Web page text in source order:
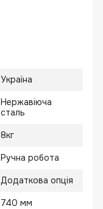
Україна
Нержавіюча
сталь
8кг
Ручна робота
Додаткова опція
740 мм